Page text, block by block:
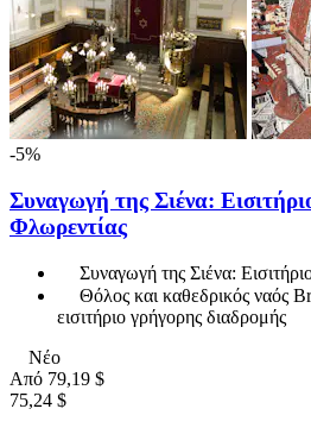
-5%
Συναγωγή της Σιένα:
Φλωρεντίας
Συναγωγή της Σιένα:
Θόλος και καθεδρικός ναός
εισιτήριο γρήγορης διαδρομής
Νέο
Από 79,19 $
75,24 $